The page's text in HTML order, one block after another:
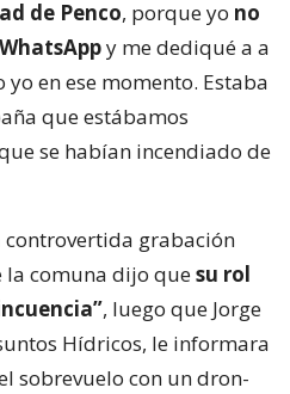
de Penco, porque yo no
y me dediqué a a
en ese momento. Estaba
que estábamos
se habían incendiado de
controvertida grabación
comuna dijo quesu rol
, luego que Jorge
Hídricos, le informara
sobrevuelo con un dron-